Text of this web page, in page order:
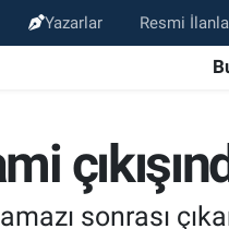
Yazarlar Resmi
sonrası